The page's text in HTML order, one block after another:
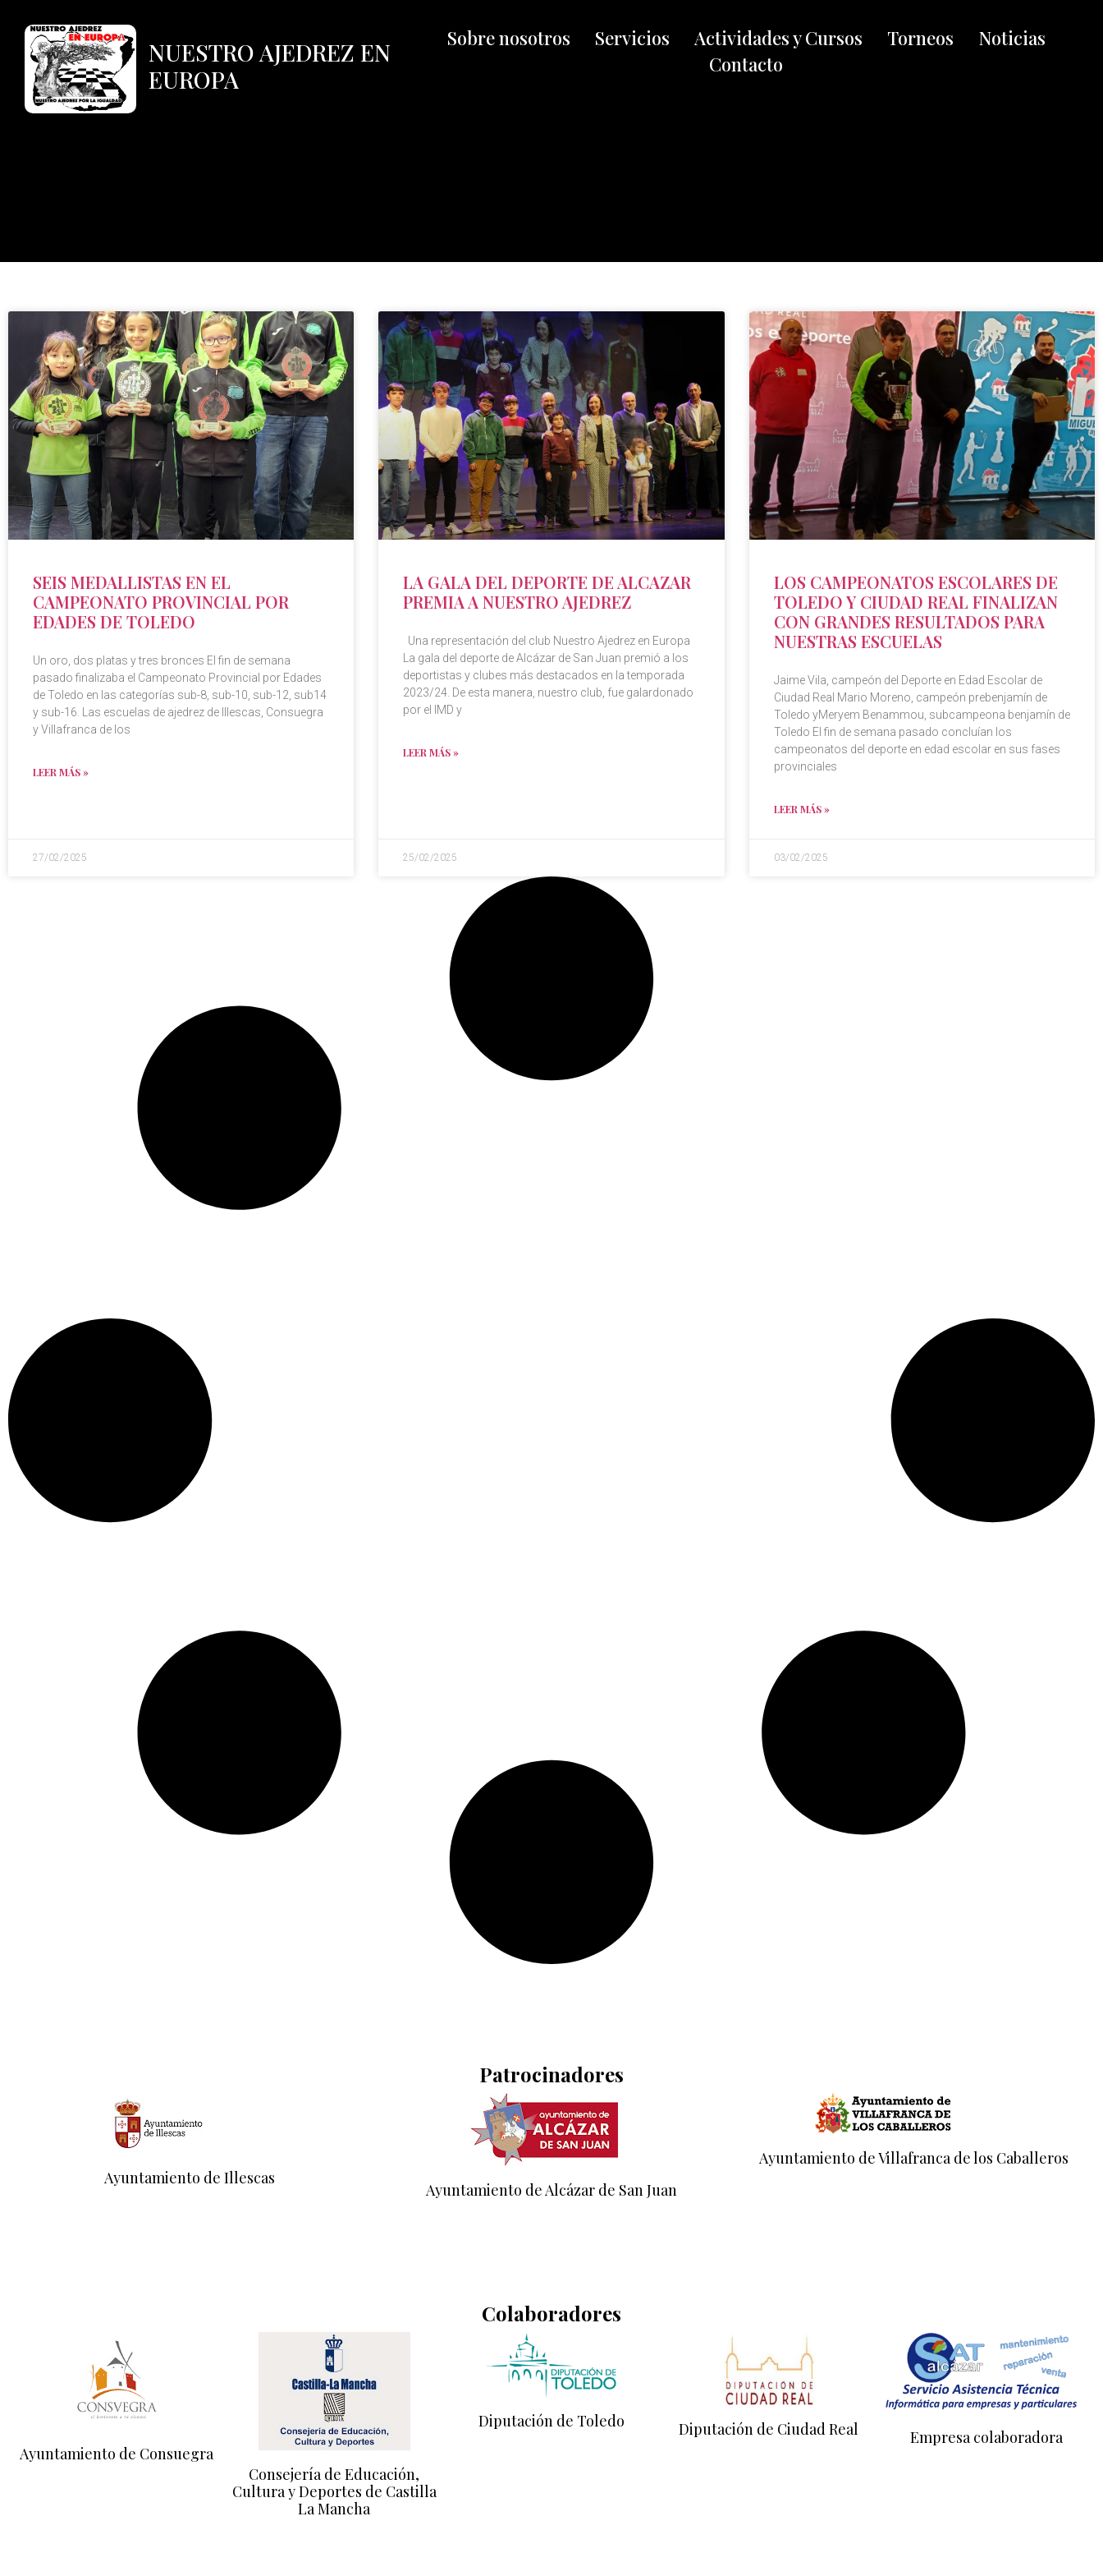
NUESTRO AJEDREZ EN
EUROPA
Sobre nosotros Servicios Actividades y Cursos Torneos
Noticias
Contacto
SEIS MEDALLISTAS EN EL
CAMPEONATO PROVINCIAL POR
EDADES DE TOLEDO
Un oro, dos platas y tres bronces El fin de semana
pasado finalizaba el Campeonato Provincial por Edades
de Toledo en las categorías sub-8, sub-10, sub-12, sub14
y sub-16. Las escuelas de ajedrez de Illescas, Consuegra
y Villafranca de los
LEER MÁS »
27/02/2025
LA GALA DEL DEPORTE DE ALCAZAR
PREMIA A NUESTRO AJEDREZ
Una representación del club Nuestro Ajedrez en Europa
La gala del deporte de Alcázar de San Juan premió a los
deportistas y clubes más destacados en la temporada
2023/24. De esta manera, nuestro club, fue galardonado
por el IMD y
LEER MÁS »
25/02/2025
LOS CAMPEONATOS ESCOLARES DE
TOLEDO Y CIUDAD REAL FINALIZAN
CON GRANDES RESULTADOS PARA
NUESTRAS ESCUELAS
Jaime Vila, campeón del Deporte en Edad Escolar de
Ciudad Real Mario Moreno, campeón prebenjamín de
Toledo yMeryem Benammou, subcampeona benjamín de
Toledo El fin de semana pasado concluían los
campeonatos del deporte en edad escolar en sus fases
provinciales
LEER MÁS »
03/02/2025
Patrocinadores
Ayuntamiento de Illescas
Ayuntamiento de Alcázar de San Juan
Ayuntamiento de Villafranca de los Caballeros
Colaboradores
Ayuntamiento de Consuegra
Consejería de Educación,
Cultura y Deportes de Castilla
La Mancha
Diputación de Toledo Diputación de Ciudad Real Empresa colaboradora